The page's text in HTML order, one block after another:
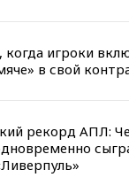
когда игроки
в свой
рекорд АПЛ: